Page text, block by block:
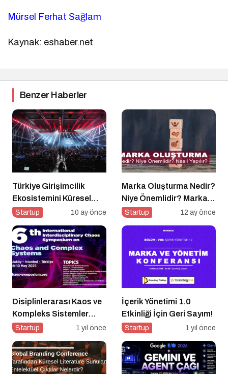
Mürsel Ferhat Sağlam
Kaynak: eshaber.net
Benzer Haberler
Türkiye Girişimcilik
Ekosistemini Küresel
Sahneye Taşıyan
Startup 10 ay önce
Marka Oluşturma Nedir?
Niye Önemlidir? Marka
Oluşturma Nasıl Yapılır?
Startup 12 ay önce
Disiplinlerarası Kaos ve
Kompleks Sistemler
Sempozyumu İçin Geri
Startup 1 yıl önce
İçerik Yönetimi 1.0
Etkinliği İçin Geri Sayım!
Startup 1 yıl önce